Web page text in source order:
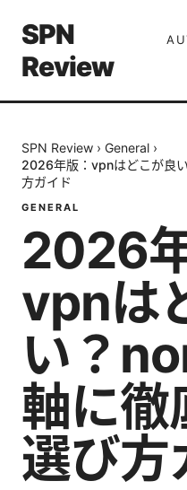
SPN
Review
SPN Review › General ›
2026年版：vpnはどこが良
方ガイド
GENERAL
2026
vpnは
い？
軸に徹
選び方